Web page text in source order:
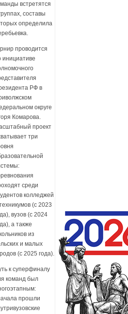
встретятся
составы
определила
проводится
инициативе
РФ в
округе
Комарова.
проект
три
среди
колледжей
(с 2023
вузов (с 2024
а также
из
и малых
(с 2025 года).
к суперфиналу
команд был
прошли